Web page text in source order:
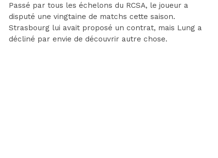
Passé par tous les échelons du RCSA, le joueur a
disputé une vingtaine de matchs cette saison.
Strasbourg lui avait proposé un contrat, mais Lung a
décliné par envie de découvrir autre chose.